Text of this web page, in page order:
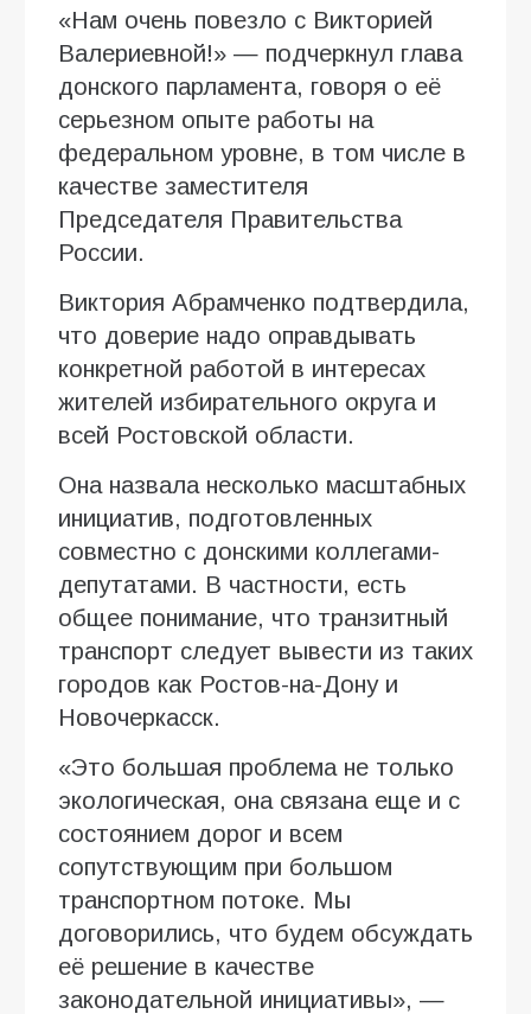
«Нам очень повезло с Викторией
Валериевной!» — подчеркнул глава
донского парламента, говоря о её
серьезном опыте работы на
федеральном уровне, в том числе в
качестве заместителя
Председателя Правительства
России.
Виктория Абрамченко подтвердила,
что доверие надо оправдывать
конкретной работой в интересах
жителей избирательного округа и
всей Ростовской области.
Она назвала несколько масштабных
инициатив, подготовленных
совместно с донскими коллегами-
депутатами. В частности, есть
общее понимание, что транзитный
транспорт следует вывести из таких
городов как Ростов-на-Дону и
Новочеркасск.
«Это большая проблема не только
экологическая, она связана еще и с
состоянием дорог и всем
сопутствующим при большом
транспортном потоке. Мы
договорились, что будем обсуждать
её решение в качестве
законодательной инициативы», —